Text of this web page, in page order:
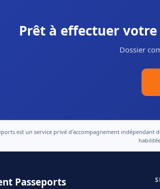
Prêt à effectuer votre
Dossier
est un service privé d'accompagnement
Passeports